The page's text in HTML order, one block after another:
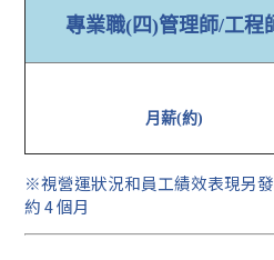
專業職(四)管理師/工程
月薪(約)
※視營運狀況和員工績效表現另
約 4 個月